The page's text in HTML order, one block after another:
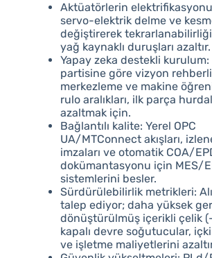
Aktüatörlerin
servo-elektrik delme ve
değiştirerek tekrarlanabilirliği
yağ kaynaklı duruşları azaltır.
Yapay zeka destekli
partisine göre vizyon
merkezleme ve makine
rulo aralıkları, ilk parça
azaltmak için.
Bağlantılı kalite: Yerel OPC
UA/MTConnect akışları,
imzaları ve otomatik COA/
dokümantasyonu için MES/
sistemlerini besler.
Sürdürülebilirlik metrikleri:
talep ediyor; daha yüksek
dönüştürülmüş içerikli çelik
kapalı devre soğutucular,
ve işletme maliyetlerini